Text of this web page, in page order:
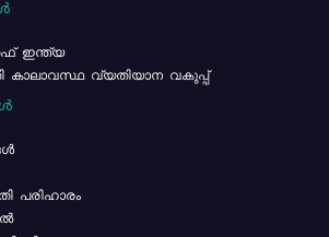
ഇന്ത്യ
കാലാവസ്ഥ വ്യതിയാന വകുപ്പ്
പരിഹാരം